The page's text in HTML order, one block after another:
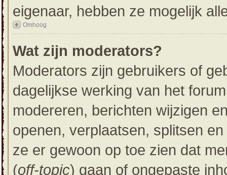
eigenaar, hebben ze mogelijk
Omhoog
Wat zijn moderators?
Moderators zijn gebruikers of
dagelijkse werking van het
modereren, berichten wijzigen
openen, verplaatsen, splitsen
ze er gewoon op toe zien dat
(off-topic) gaan of ongepaste